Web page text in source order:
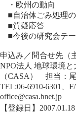
・欧州の動向
■自治体ごみ処理
■質疑応答
■今後の研究会テ
申込み／問合せ先（
NPO法人 地球環境
（CASA） 担当：
TEL:06-6910-6301、
office@casa.bnet.jp
【登録日】2007.01.18